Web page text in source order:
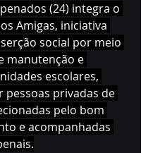
(24) integra o
Amigas, iniciativa
social por meio
manutenção e
escolares,
pessoas privadas de
pelo bom
e acompanhadas